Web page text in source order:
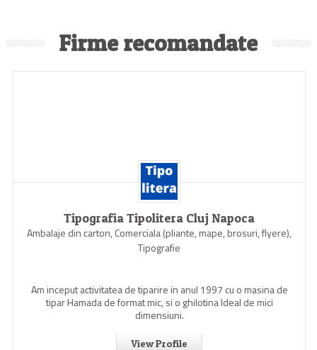
Firme recomandate
Tipografia Tipolitera Cluj Napoca
Ambalaje din carton, Comerciala (pliante, mape, brosuri, flyere),
Tipografie
Am inceput activitatea de tiparire in anul 1997 cu o masina de
tipar Hamada de format mic, si o ghilotina Ideal de mici
dimensiuni.
View Profile